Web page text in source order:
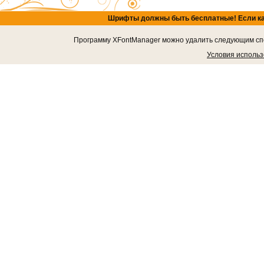
Шрифты должны быть бесплатные! Если
Программу XFontManager можно удалить следующим
Условия